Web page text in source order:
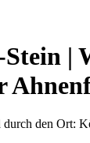
|
durch den Ort: